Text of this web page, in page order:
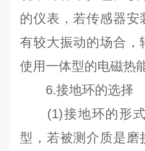
的仪表，若传感器
有较大振动的场合
使用一体型的电磁热
6.接地环的选择
(1)接地环的形
型，若被测介质是